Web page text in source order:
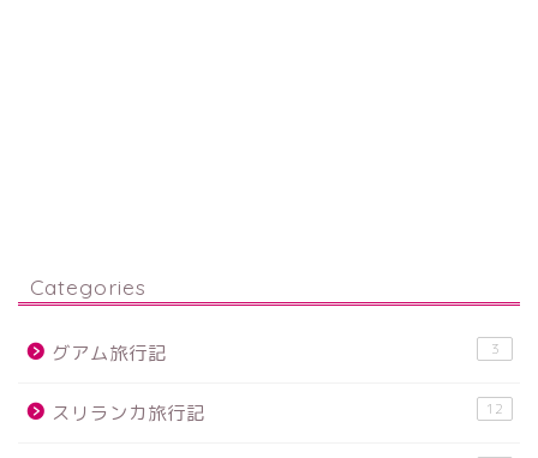
Categories
グアム旅行記 3
スリランカ旅行記 12